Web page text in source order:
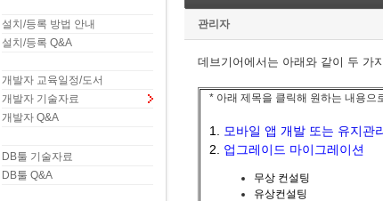
설치/등록 방법 안내
설치/등록 Q&A
개발자 교육일정/도서
개발자 기술자료
개발자 Q&A
DB툴 기술자료
DB툴 Q&A
관리자
데브기어에서는 아래와 같이 두 가
* 아래 제목을 클릭해 원하는 내용으
1.
모바일 앱 개발 또는 유지관
2. 업그레이드 마이그레이션
무상 컨설팅
유상컨설팅